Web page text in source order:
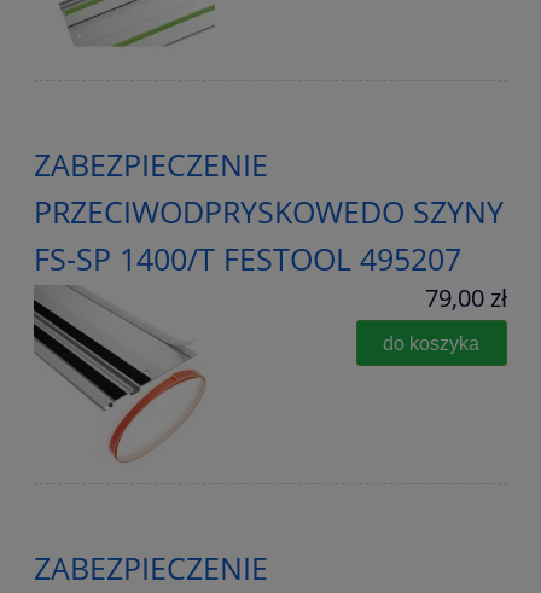
ZABEZPIECZENIE
PRZECIWODPRYSKOWEDO SZYNY
FS-SP 1400/T FESTOOL 495207
79,00 zł
do koszyka
ZABEZPIECZENIE